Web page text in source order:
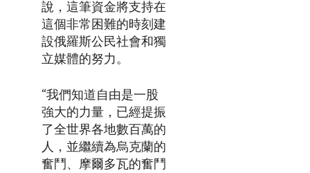
說，這筆資金將支持在
這個非常困難的時刻建
設俄羅斯公民社會和獨
立媒體的努力。
“我們知道自由是一股
強大的力量，已經提振
了全世界各地數百萬的
人，並繼續為烏克蘭的
奮鬥、摩爾多瓦的奮鬥